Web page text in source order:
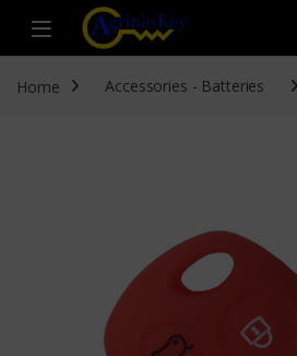
Skip to navigation
Skip to content
Open
Home Accessories - Batteries